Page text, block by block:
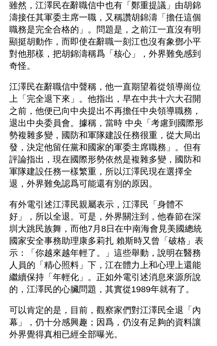
雖然，江澤民在辭職信中也有「鄭重提議」由胡錦
濤接任其軍委主席一職，又稱讚胡錦濤「擔任這個
職務是完全合格的」。問題是，之前江一直沒有明
顯挺胡動作，而即使在辭職一刻江也沒有象鄧小平
對他那樣，把胡錦濤稱爲「核心」，外界難免感到
奇怪。
江澤民在辭職信中聲稱，他一直期望着從領導崗位
上「完全退下來」。他指出，早在中共十六大召開
之前，他便已向中央提出不再擔任中央領導職務，
退出中央委員會。據稱，當時 中央「考慮到國際形
勢複雜多變，國防和軍隊建設任務很重，從大局出
發，決定他留任黨和國家的軍委主席職務」。但有
評論指出，現在國際形勢依然是複雜多變，國防和
軍隊建設任務一樣繁重，所以江澤民現在選擇全
退，外界難免認爲可能還有別的原因。
有外電引述江澤民親屬表示，江澤民「身體不
好」，所以全退。可是，外界關注到，他春節在深
圳大跳民族舞，而他7月8日在中南海會見美國總統
國家安全事務助理康多莉扎 賴斯時又曾「破格」表
示：「你越來越年輕了。」這些舉動，說明在醫務
人員的「精心照料」下，江在體力上和心理上還能
繼續保持「年輕化」。正如外電引述消息來源所說
的，江澤民的心臟問題，其實從1989年就有了。
可以肯定的是，目前，觀察家們對江澤民全退「內
幕」，仍十分感興趣；因爲，仍沒有足夠的資料讓
外界覺得真相已經全部曝光。